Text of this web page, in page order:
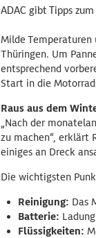
ADAC gibt Tipps
Milde Temperaturen
Thüringen. Um
entsprechend
Start in die
Raus aus dem
„Nach der
zu machen“, erklärt
einiges an Dreck
Die wichtigsten
Reinigung: Das
Batterie:
Flüssigkeiten: